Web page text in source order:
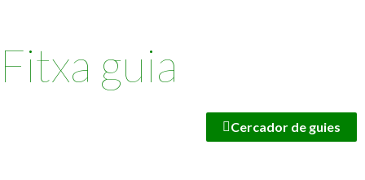
Fitxa guia
Cercador de guies